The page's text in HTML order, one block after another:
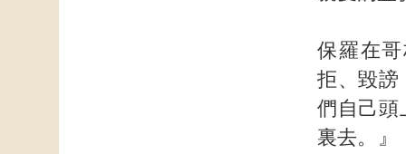
保羅在
拒、毀謗
們自己頭
裏去。』